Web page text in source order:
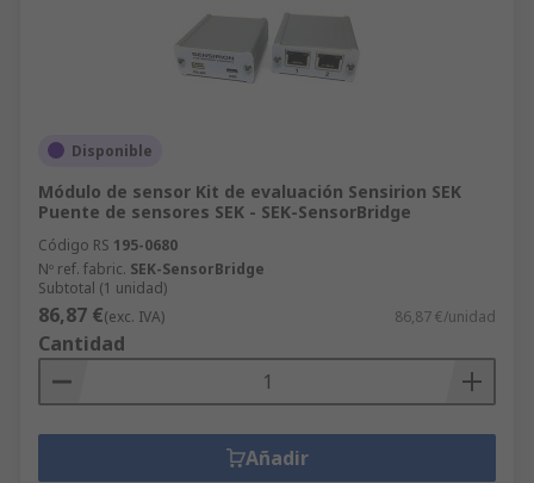
Disponible
Módulo de sensor Kit de evaluación Sensirion SEK
Puente de sensores SEK - SEK-SensorBridge
Código RS 195-0680
Nº ref. fabric. SEK-SensorBridge
Subtotal (1 unidad)
86,87 €(exc. IVA) 86,87 €/unidad
Cantidad
Añadir